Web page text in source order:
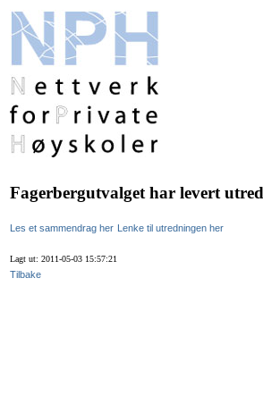
Fagerbergutvalget har levert
Les et sammendrag her Lenke til utredningen her
Lagt ut: 2011-05-03 15:57:21
Tilbake